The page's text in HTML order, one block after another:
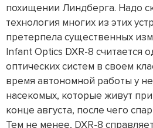
похищении Линдберга. Надо
технология многих из этих
претерпела существенных
Infant Optics DXR-8 считается
оптических систем в своем
время автономной работы у
насекомых, которые живут
конце августа, после чего
Тем не менее, DXR-8